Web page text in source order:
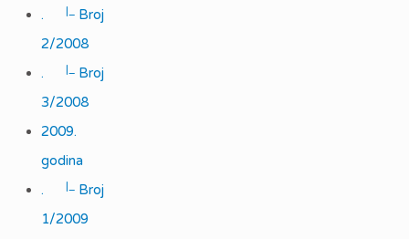
.
|_
Broj
2/2008
.
|_
Broj
3/2008
2009.
godina
.
|_
Broj
1/2009